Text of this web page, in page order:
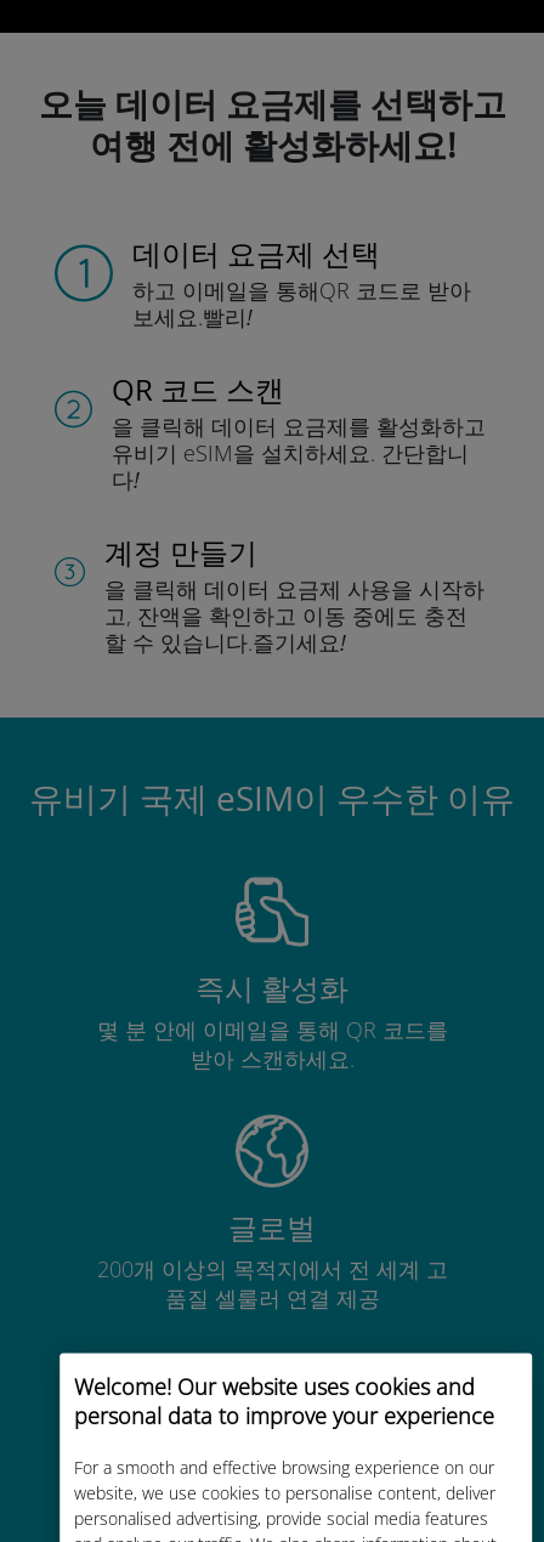
Welcome! Our website uses cookies and
personal data to improve your experience
For a smooth and effective browsing experience on our
website, we use cookies to personalise content, deliver
personalised advertising, provide social media features
오늘 데이터 요금제를 선택하고
여행 전에 활성화하세요!
데이터 요금제 선택
하고 이메일을 통해QR 코드로 받아
보세요.빨리!
QR 코드 스캔
을 클릭해 데이터 요금제를 활성화하고
유비기 eSIM을 설치하세요. 간단합니
다!
계정 만들기
을 클릭해 데이터 요금제 사용을 시작하
고, 잔액을 확인하고 이동 중에도 충전
할 수 있습니다.즐기세요!
유비기 국제 eSIM이 우수한 이유
즉시 활성화
몇 분 안에 이메일을 통해 QR 코드를
받아 스캔하세요.
글로벌
200개 이상의 목적지에서 전 세계 고
품질 셀룰러 연결 제공
비용 효율적
기존 통신사 로밍 요금보다 최대